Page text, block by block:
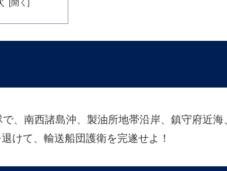
、南西諸島沖、製油所地帯沿岸、鎮守府近海
けて、輸送船団護衛を完遂せよ！